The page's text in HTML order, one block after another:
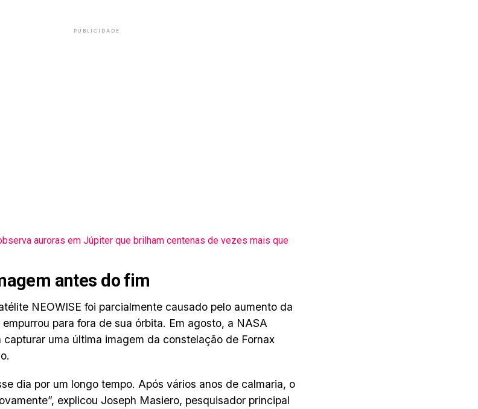
PUBLICIDADE
auroras em Júpiter que brilham centenas de vezes mais que
antes do fim
NEOWISE foi parcialmente causado pelo aumento da
para fora de sua órbita. Em agosto, a NASA
capturar uma última imagem da constelação de Fornax
dia por um longo tempo. Após vários anos de calmaria, o
explicou Joseph Masiero, pesquisador principal